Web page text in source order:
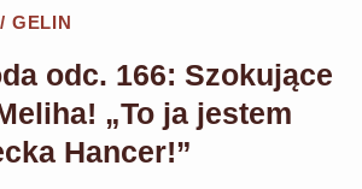
SIEBIE!
GELIN
odc. 166: Szokujące
„To ja jestem
Hancer!”